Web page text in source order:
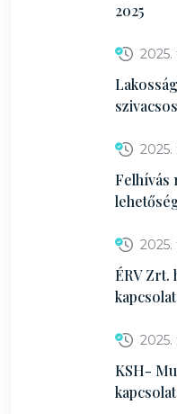
2025
2025.
Felhívás
ÉRV Zrt.
KSH-